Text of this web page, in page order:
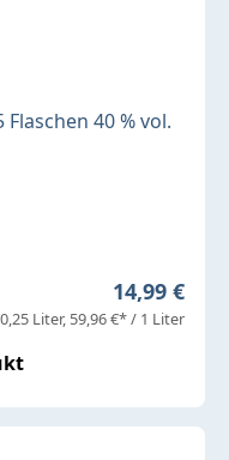
Flaschen 40 % vol.
Regulärer
14,99 €
0,25 Liter 59,96 €* / 1 Liter